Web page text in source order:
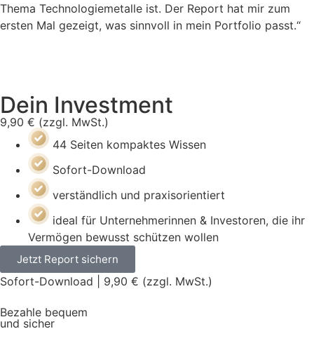
Thema Technologiemetalle ist. Der Report hat mir zum
ersten Mal gezeigt, was sinnvoll in mein Portfolio passt.“
Dein Investment
9,90 € (zzgl. MwSt.)
44 Seiten kompaktes Wissen
Sofort-Download
verständlich und praxisorientiert
ideal für Unternehmerinnen & Investoren, die ihr
Vermögen bewusst schützen wollen
Jetzt Report sichern
Sofort-Download | 9,90 € (zzgl. MwSt.)
Bezahle bequem
und sicher